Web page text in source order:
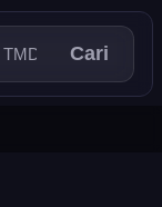
Cari